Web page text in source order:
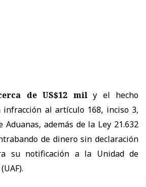
de US$12 mily el hecho
infracción al artículo 168, inciso 3,
Aduanas, además de la Ley 21.632
de dinero sin declaración
su notificación a la Unidad de